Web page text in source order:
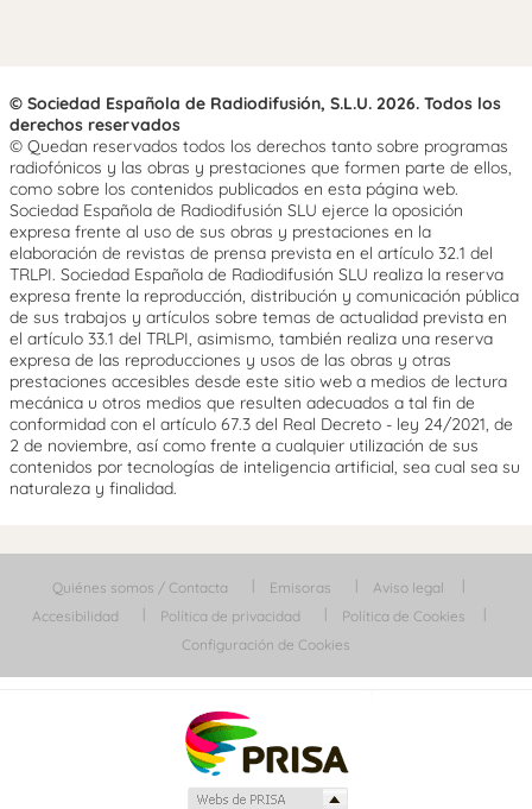
© Sociedad Española de Radiodifusión, S.L.U. 2026. Todos los
derechos reservados
© Quedan reservados todos los derechos tanto sobre programas
radiofónicos y las obras y prestaciones que formen parte de ellos,
como sobre los contenidos publicados en esta página web.
Sociedad Española de Radiodifusión SLU ejerce la oposición
expresa frente al uso de sus obras y prestaciones en la
elaboración de revistas de prensa prevista en el artículo 32.1 del
TRLPI. Sociedad Española de Radiodifusión SLU realiza la reserva
expresa frente la reproducción, distribución y comunicación pública
de sus trabajos y artículos sobre temas de actualidad prevista en
el artículo 33.1 del TRLPI, asimismo, también realiza una reserva
expresa de las reproducciones y usos de las obras y otras
prestaciones accesibles desde este sitio web a medios de lectura
mecánica u otros medios que resulten adecuados a tal fin de
conformidad con el artículo 67.3 del Real Decreto - ley 24/2021, de
2 de noviembre, así como frente a cualquier utilización de sus
contenidos por tecnologías de inteligencia artificial, sea cual sea su
naturaleza y finalidad.
Quiénes somos / Contacta Emisoras
Aviso legal
Accesibilidad
Política de privacidad
Política de Cookies
Configuración de Cookies